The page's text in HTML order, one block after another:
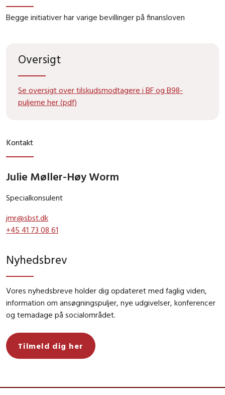
Begge initiativer har varige bevillinger på finansloven
Oversigt
Se oversigt over tilskudsmodtagere i BF og B98-
puljerne her (pdf)
Kontakt
Julie Møller-Høy Worm
Specialkonsulent
jmr@sbst.dk
+45 41 73 08 61
Nyhedsbrev
Vores nyhedsbreve holder dig opdateret med faglig viden,
information om ansøgningspuljer, nye udgivelser, konferencer
og temadage på socialområdet.
Tilmeld dig her